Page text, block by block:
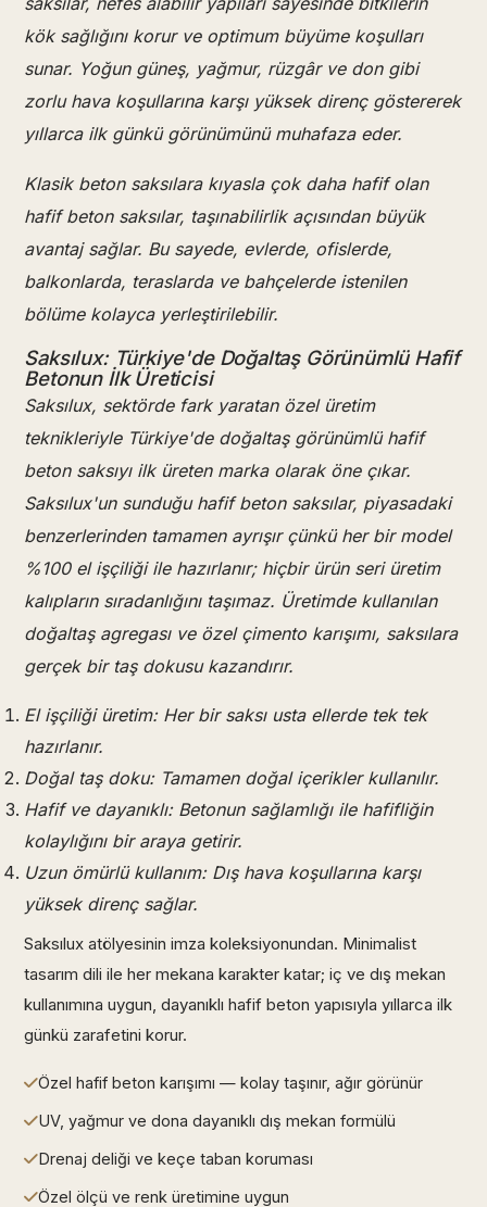
kök sağlığını korur ve optimum büyüme koşulları
sunar. Yoğun güneş, yağmur, rüzgâr ve don gibi
zorlu hava koşullarına karşı yüksek direnç göstererek
yıllarca ilk günkü görünümünü muhafaza eder.
Klasik beton saksılara kıyasla çok daha hafif olan
hafif beton saksılar, taşınabilirlik açısından büyük
avantaj sağlar. Bu sayede, evlerde, ofislerde,
balkonlarda, teraslarda ve bahçelerde istenilen
bölüme kolayca yerleştirilebilir.
Saksılux: Türkiye'de Doğaltaş Görünümlü Hafif
Betonun İlk Üreticisi
Saksılux, sektörde fark yaratan özel üretim
teknikleriyle Türkiye'de doğaltaş görünümlü hafif
beton saksıyı ilk üreten marka olarak öne çıkar.
Saksılux'un sunduğu hafif beton saksılar, piyasadaki
benzerlerinden tamamen ayrışır çünkü her bir model
%100 el işçiliği ile hazırlanır; hiçbir ürün seri üretim
kalıpların sıradanlığını taşımaz. Üretimde kullanılan
doğaltaş agregası ve özel çimento karışımı, saksılara
gerçek bir taş dokusu kazandırır.
El işçiliği üretim: Her bir saksı usta ellerde tek tek
hazırlanır.
Doğal taş doku: Tamamen doğal içerikler kullanılır.
Hafif ve dayanıklı: Betonun sağlamlığı ile hafifliğin
kolaylığını bir araya getirir.
Uzun ömürlü kullanım: Dış hava koşullarına karşı
yüksek direnç sağlar.
Saksılux atölyesinin imza koleksiyonundan. Minimalist
tasarım dili ile her mekana karakter katar; iç ve dış mekan
kullanımına uygun, dayanıklı hafif beton yapısıyla yıllarca ilk
günkü zarafetini korur.
Özel hafif beton karışımı — kolay taşınır, ağır görünür
UV, yağmur ve dona dayanıklı dış mekan formülü
Drenaj deliği ve keçe taban koruması
Özel ölçü ve renk üretimine uygun